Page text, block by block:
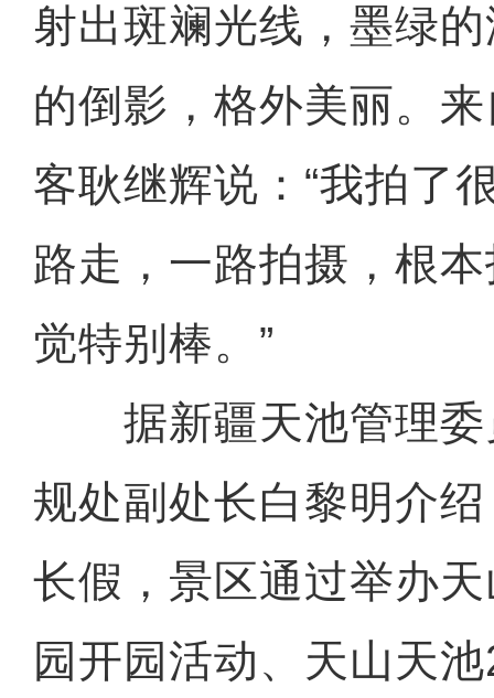
射出斑斓光线，墨绿
的倒影，格外美丽。
客耿继辉说：“我拍了
路走，一路拍摄，根
觉特别棒。”
据新疆天池管理委
规处副处长白黎明介绍
长假，景区通过举办
园开园活动、天山天